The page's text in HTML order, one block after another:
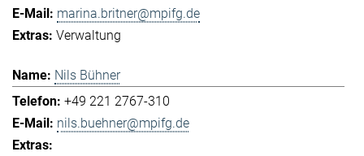
marina.britner@mpifg.de
Verwaltung
Nils Bühner
+49 221 2767-310
nils.buehner@mpifg.de